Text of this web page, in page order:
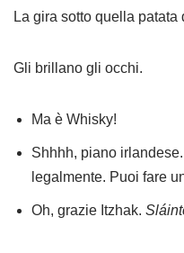
La gira sotto quella patata
Gli brillano gli occhi.
Ma è Whisky!
Shhhh, piano
legalmente. Puoi fare
Oh, grazie Itzhak.